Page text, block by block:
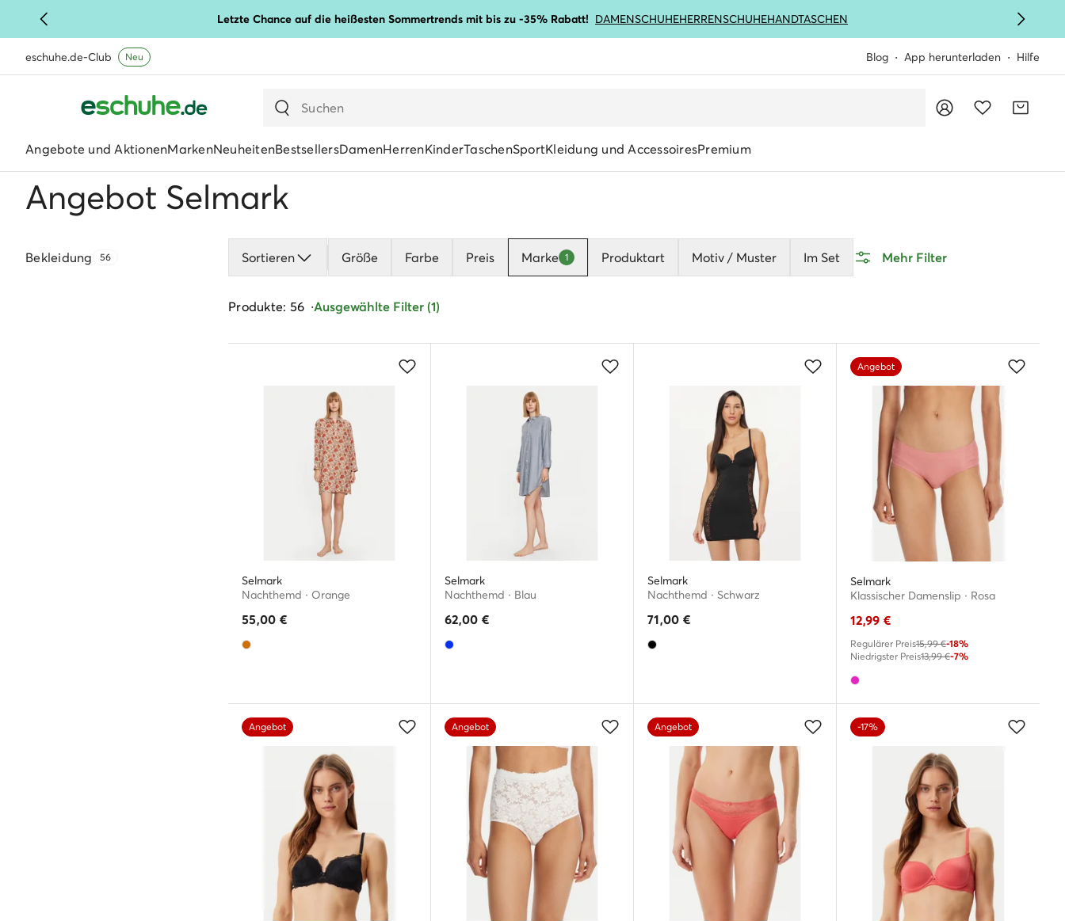
Letzte Chance auf die heißesten Sommertrends mit bis zu -35% Rabatt! DAMENSCHUHEHERRENSCHUHEHANDTASCHEN
eschuhe.de-Club Neu Blog App herunterladen Hilfe
Angebote und AktionenMarkenNeuheitenBestsellersDamenHerrenKinderTaschenSportKleidung und AccessoiresPremium
Angebot Selmark
Bekleidung 56 Sortieren Größe Farbe Preis Marke 1 Produktart Motiv / Muster Im Set Mehr Filter
Produkte: 56 Ausgewählte Filter (1)
Selmark
Nachthemd · Orange
55,00 €
Selmark
Nachthemd · Blau
62,00 €
Selmark
Nachthemd · Schwarz
71,00 €
Angebot
Selmark
Klassischer Damenslip · Rosa
12,99 €
Regulärer Preis15,99 €-18%
Niedrigster Preis13,99 €-7%
Angebot Angebot Angebot -17%